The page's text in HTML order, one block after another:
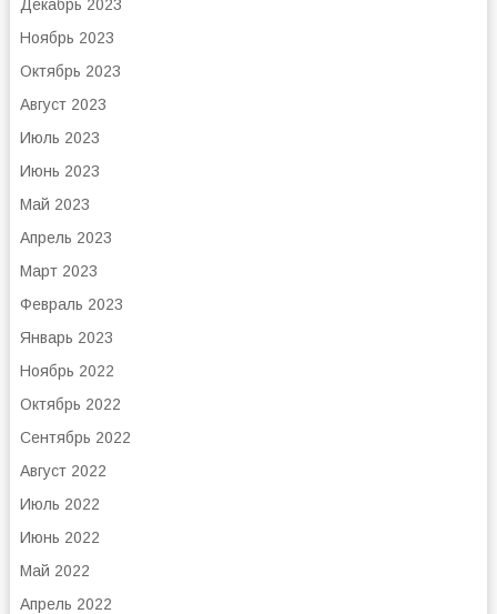
Декабрь 2023
Ноябрь 2023
Октябрь 2023
Август 2023
Июль 2023
Июнь 2023
Май 2023
Апрель 2023
Март 2023
Февраль 2023
Январь 2023
Ноябрь 2022
Октябрь 2022
Сентябрь 2022
Август 2022
Июль 2022
Июнь 2022
Май 2022
Апрель 2022